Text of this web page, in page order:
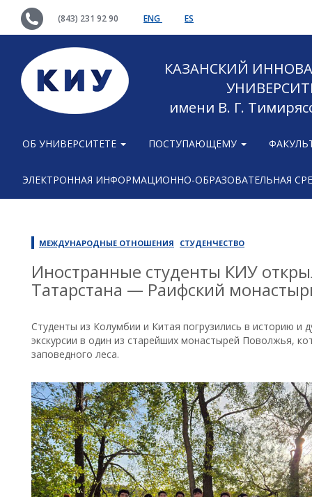
(843) 231 92 90 ENG ES
КАЗАНСКИЙ
имени В. Г.
ОБ УНИВЕРСИТЕТЕ ПОСТУПАЮЩЕМУ
ЭЛЕКТРОННАЯ ИНФОРМАЦИОННО-ОБРАЗОВАТЕЛЬНАЯ
МЕЖДУНАРОДНЫЕ ОТНОШЕНИЯ СТУДЕНЧЕСТВО
Иностранные студенты КИУ
Татарстана — Раифский
Студенты из Колумбии и Китая погрузились в историю и
экскурсии в один из старейших монастырей Поволжья,
заповедного леса.